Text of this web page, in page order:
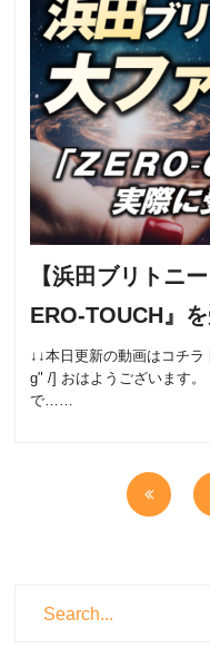
【浜田ブリトニ
ERO-TOUCH』
↓↓本日更新の動画はコチ
g" /] おはようございます
で……